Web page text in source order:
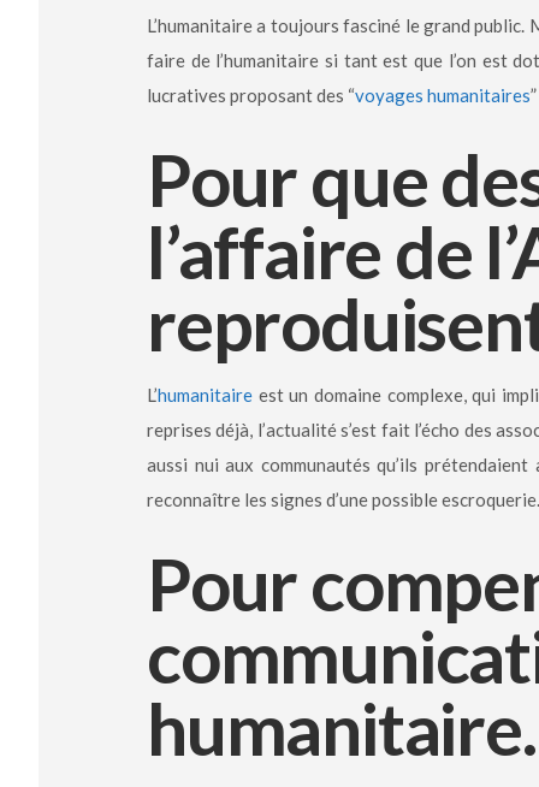
L’humanitaire a toujours fasciné le grand public.
faire de l’humanitaire si tant est que l’on est
lucratives proposant des “voyages humanitaires
Pour que
l’affaire de
L’humanitaire est un domaine complexe, qui
reprises déjà, l’actualité s’est fait l’écho des
aussi nui aux communautés qu’ils
reconnaître les signes d’une possible escroquerie.
Pour
humanitaire.